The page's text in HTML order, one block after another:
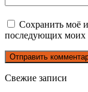
Сохранить моё
последующих моих
Свежие записи